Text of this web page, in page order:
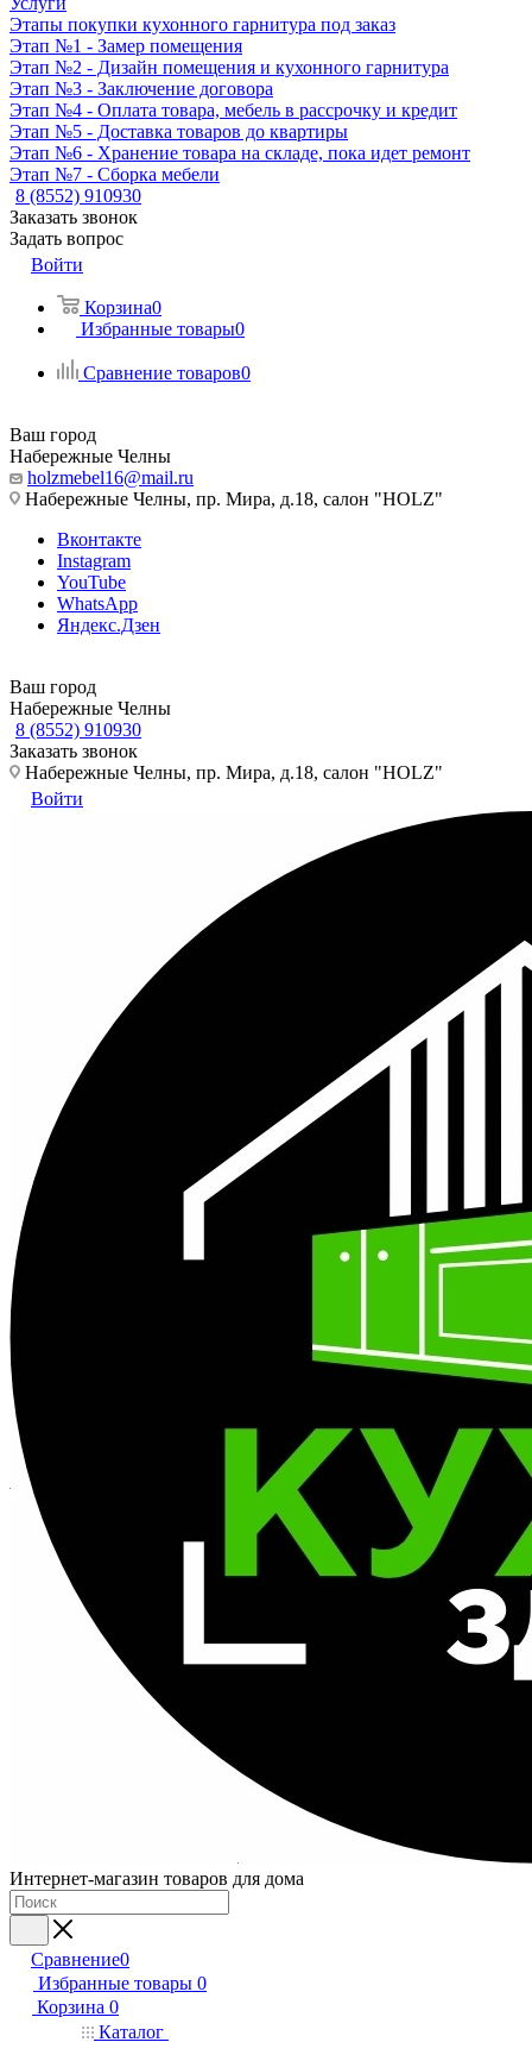
Этапы покупки кухонного гарнитура под заказ
Этап №1 - Замер помещения
Этап №2 - Дизайн помещения и кухонного гарнитура
Этап №3 - Заключение договора
Этап №4 - Оплата товара, мебель в рассрочку и кредит
Этап №5 - Доставка товаров до квартиры
Этап №6 - Хранение товара на складе, пока идет ремонт
Этап №7 - Сборка мебели
8 (8552) 910930
Заказать звонок
Задать вопрос
Войти
Корзина0
Избранные товары0
Сравнение товаров0
Ваш город
Набережные Челны
holzmebel16@mail.ru
Набережные Челны, пр. Мира, д.18, салон "HOLZ"
Вконтакте
Instagram
YouTube
WhatsApp
Яндекс.Дзен
Ваш город
Набережные Челны
8 (8552) 910930
Заказать звонок
Набережные Челны, пр. Мира, д.18, салон "HOLZ"
Войти
Интернет-магазин товаров для дома
Сравнение0
Избранные товары 0
Корзина 0
Каталог